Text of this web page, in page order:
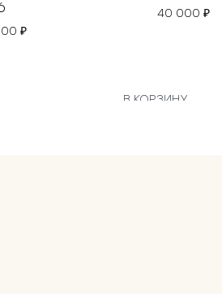
₽
40 000₽
В КОРЗИНУ